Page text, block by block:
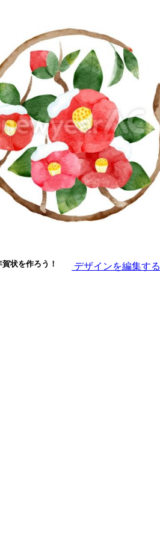
状を作ろう！ デザインを編集する